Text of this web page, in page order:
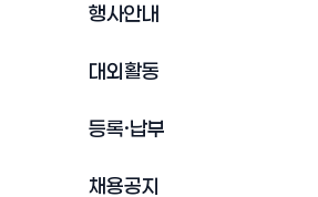
행사안내
대외활동
등록·납부
채용공지